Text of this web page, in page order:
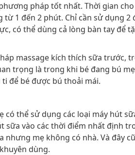
pháp tốt nhất. Thời gian
1 đến 2 phút. Chỉ cần sử dụng 2
có thể dùng cả lòng bàn tay để
massage kích thích sữa trước,
trọng là trong khi bé đang bú
để bé được bú thoải mái.
có thể sử dụng các loại máy hút
vào các thời điểm nhất định
mẹ không có nhà. Và đây
dùng.